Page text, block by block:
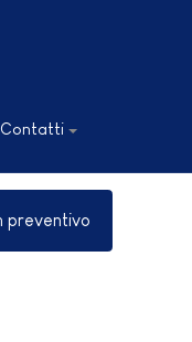
Contatti
preventivo